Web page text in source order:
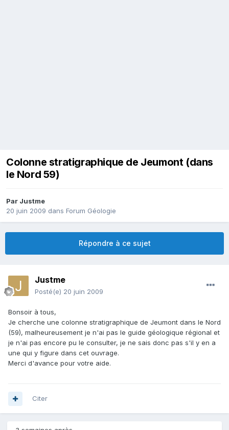
Colonne stratigraphique de Jeumont (dans
le Nord 59)
Par Justme
20 juin 2009 dans Forum Géologie
Répondre à ce sujet
Justme
Posté(e) 20 juin 2009
Bonsoir à tous,
Je cherche une colonne stratigraphique de Jeumont dans le Nord
(59), malheureusement je n'ai pas le guide géologique régional et
je n'ai pas encore pu le consulter, je ne sais donc pas s'il y en a
une qui y figure dans cet ouvrage.
Merci d'avance pour votre aide.
Citer